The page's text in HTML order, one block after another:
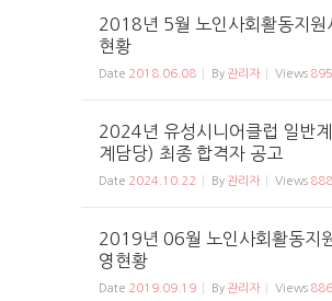
2018년 5월 노인사회활동지원
현황
Date 2018.06.08 By 관리자 Views 895
2024년 유성시니어클럽 일반
계담당) 최종 합격자 공고
Date 2024.10.22 By 관리자 Views 888
2019년 06월 노인사회활동지
영현황
Date 2019.09.19 By 관리자 Views 886